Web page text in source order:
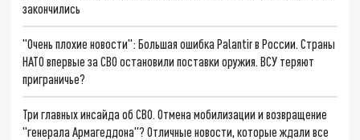
закончились
"Очень плохие новости": Большая ошибка Palantir в России. Страны
НАТО впервые за СВО остановили поставки оружия. ВСУ теряют
приграничье?
Три главных инсайда об СВО. Отмена мобилизации и возвращение
"генерала Армагеддона"? Отличные новости, которые ждали все